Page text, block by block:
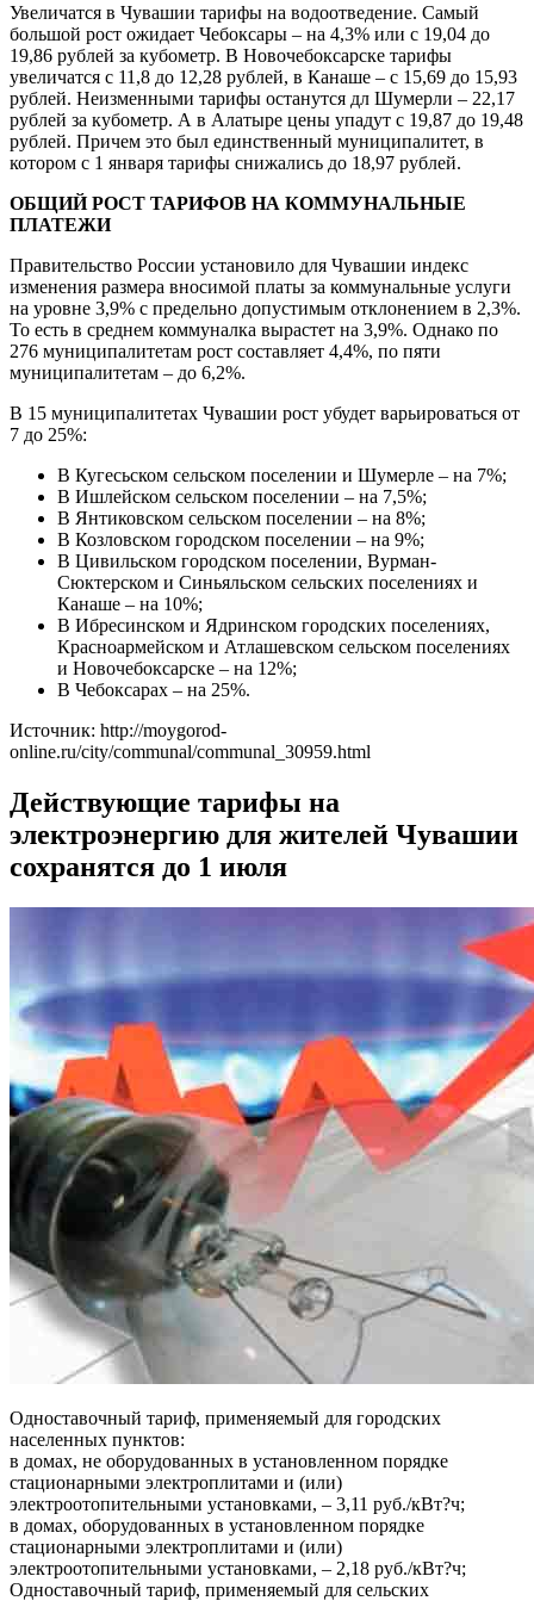
Увеличатся в Чувашии тарифы на водоотведение. Самый
большой рост ожидает Чебоксары – на 4,3% или с 19,04 до
19,86 рублей за кубометр. В Новочебоксарске тарифы
увеличатся с 11,8 до 12,28 рублей, в Канаше – с 15,69 до 15,93
рублей. Неизменными тарифы останутся дл Шумерли – 22,17
рублей за кубометр. А в Алатыре цены упадут с 19,87 до 19,48
рублей. Причем это был единственный муниципалитет, в
котором с 1 января тарифы снижались до 18,97 рублей.
ОБЩИЙ РОСТ ТАРИФОВ НА КОММУНАЛЬНЫЕ
ПЛАТЕЖИ
Правительство России установило для Чувашии индекс
изменения размера вносимой платы за коммунальные услуги
на уровне 3,9% с предельно допустимым отклонением в 2,3%.
То есть в среднем коммуналка вырастет на 3,9%. Однако по
276 муниципалитетам рост составляет 4,4%, по пяти
муниципалитетам – до 6,2%.
В 15 муниципалитетах Чувашии рост убудет варьироваться от
7 до 25%:
В Кугесьском сельском поселении и Шумерле – на 7%;
В Ишлейском сельском поселении – на 7,5%;
В Янтиковском сельском поселении – на 8%;
В Козловском городском поселении – на 9%;
В Цивильском городском поселении, Вурман-
Сюктерском и Синьяльском сельских поселениях и
Канаше – на 10%;
В Ибресинском и Ядринском городских поселениях,
Красноармейском и Атлашевском сельском поселениях
и Новочебоксарске – на 12%;
В Чебоксарах – на 25%.
Источник: http://moygorod-
online.ru/city/communal/communal_30959.html
Действующие тарифы на
электроэнергию для жителей Чувашии
сохранятся до 1 июля
Одноставочный тариф, применяемый для городских
населенных пунктов:
в домах, не оборудованных в установленном порядке
стационарными электроплитами и (или)
электроотопительными установками, – 3,11 руб./кВт?ч;
в домах, оборудованных в установленном порядке
стационарными электроплитами и (или)
электроотопительными установками, – 2,18 руб./кВт?ч;
Одноставочный тариф, применяемый для сельских